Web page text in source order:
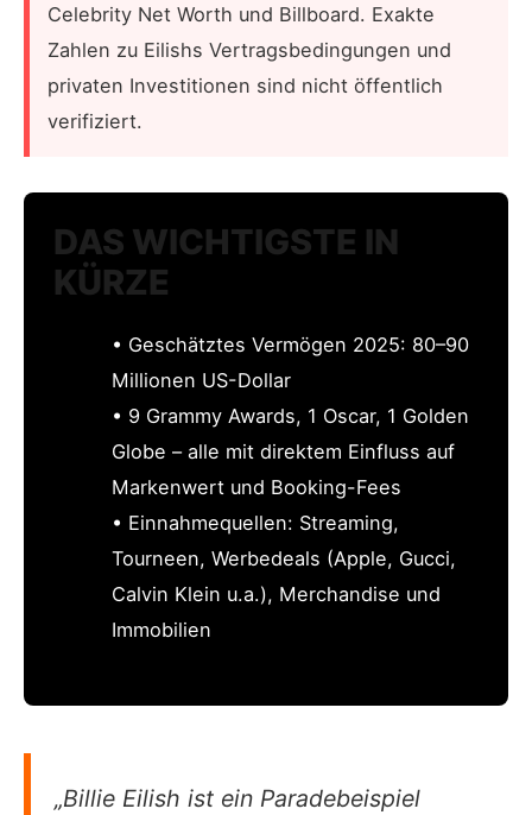
Celebrity Net Worth und Billboard. Exakte
Zahlen zu Eilishs Vertragsbedingungen und
privaten Investitionen sind nicht öffentlich
verifiziert.
DAS WICHTIGSTE IN
KÜRZE
• Geschätztes Vermögen 2025: 80–90
Millionen US-Dollar
• 9 Grammy Awards, 1 Oscar, 1 Golden
Globe – alle mit direktem Einfluss auf
Markenwert und Booking-Fees
• Einnahmequellen: Streaming,
Tourneen, Werbedeals (Apple, Gucci,
Calvin Klein u.a.), Merchandise und
Immobilien
„Billie Eilish ist ein Paradebeispiel